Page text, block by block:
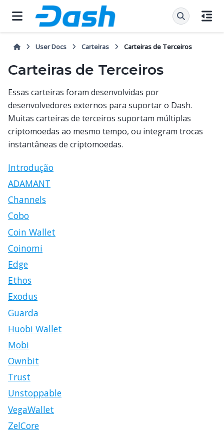
User Docs Carteiras Carteiras de Terceiros
Carteiras de Terceiros
Essas carteiras foram desenvolvidas por
desenvolvedores externos para suportar o Dash.
Muitas carteiras de terceiros suportam múltiplas
criptomoedas ao mesmo tempo, ou integram trocas
instantâneas de criptomoedas.
Introdução
ADAMANT
Channels
Cobo
Coin Wallet
Coinomi
Edge
Ethos
Exodus
Guarda
Huobi Wallet
Mobi
Ownbit
Trust
Unstoppable
VegaWallet
ZelCore